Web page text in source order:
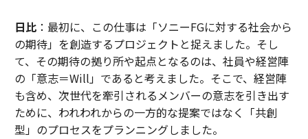
日比：最初に、この仕事は「ソニーFGに対する社会から
の期待」を創造するプロジェクトと捉えました。そし
て、その期待の拠り所や起点となるのは、社員や経営陣
の「意志＝Will」であると考えました。そこで、経営陣
も含め、次世代を牽引されるメンバーの意志を引き出す
ために、われわれからの一方的な提案ではなく「共創
型」のプロセスをプランニングしました。